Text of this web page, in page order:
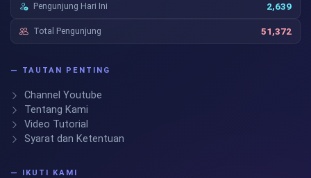
Pengunjung Hari Ini 2,639
Total Pengunjung 51,372
— TAUTAN PENTING
Channel Youtube
Tentang Kami
Video Tutorial
Syarat dan Ketentuan
— IKUTI KAMI